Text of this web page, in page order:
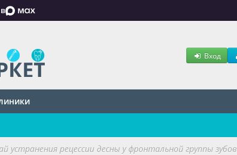
Вход
устранения рецессии десны у фронтальной группы зубов